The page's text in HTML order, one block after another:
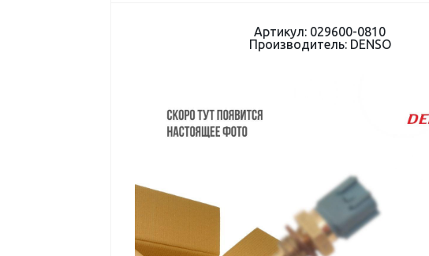
Артикул: 029600-0810
Производитель: DENSO